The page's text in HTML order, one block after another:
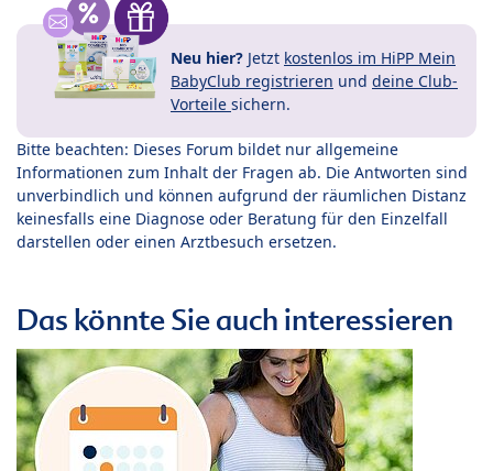
Neu hier? Jetzt kostenlos im HiPP Mein
BabyClub registrieren und deine Club-
Vorteile sichern.
Bitte beachten: Dieses Forum bildet nur allgemeine
Informationen zum Inhalt der Fragen ab. Die Antworten sind
unverbindlich und können aufgrund der räumlichen Distanz
keinesfalls eine Diagnose oder Beratung für den Einzelfall
darstellen oder einen Arztbesuch ersetzen.
Das könnte Sie auch interessieren